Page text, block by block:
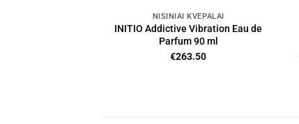
NIŠINIAI KVEPALAI
INITIO Addictive Vibration Eau de
Parfum 90 ml
€263.50